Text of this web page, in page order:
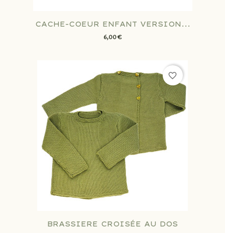
CACHE-COEUR ENFANT VERSION...
6,00 €
BRASSIERE CROISÉE AU DOS
favorite_border